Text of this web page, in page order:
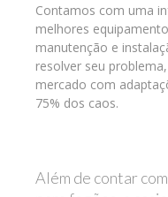
Contamos com uma
melhores
manutenção e
resolver seu
mercado com
75% dos caos.
Além de contar